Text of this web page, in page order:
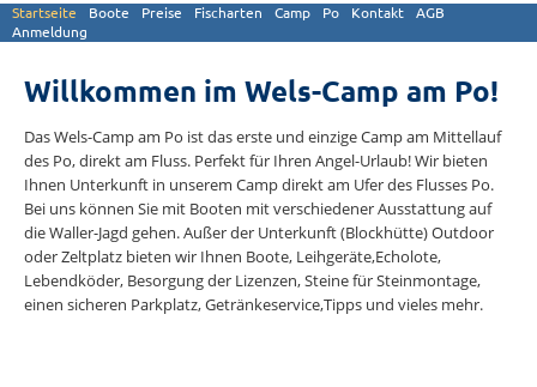
Startseite Boote Preise Fischarten Camp Po Kontakt
AGB
Anmeldung
Willkommen im Wels-Camp am Po!
Das Wels-Camp am Po ist das erste und einzige Camp am Mittellauf
des Po, direkt am Fluss. Perfekt für Ihren Angel-Urlaub! Wir bieten
Ihnen Unterkunft in unserem Camp direkt am Ufer des Flusses Po.
Bei uns können Sie mit Booten mit verschiedener Ausstattung auf
die Waller-Jagd gehen. Außer der Unterkunft (Blockhütte) Outdoor
oder Zeltplatz bieten wir Ihnen Boote, Leihgeräte,Echolote,
Lebendköder, Besorgung der Lizenzen, Steine für Steinmontage,
einen sicheren Parkplatz, Getränkeservice,Tipps und vieles mehr.